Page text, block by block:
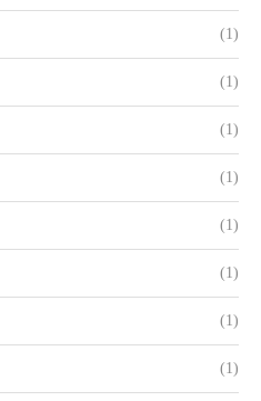
(1)
(1)
(1)
(1)
(1)
(1)
(1)
(1)